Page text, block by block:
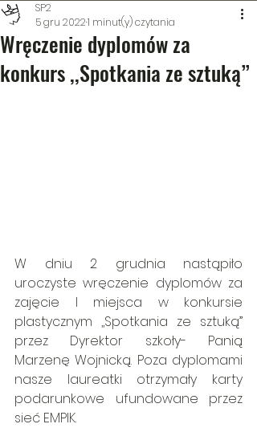
Wręczenie dyplomów za
konkurs ,,Spotkania ze sztuką”
SP2
5 gru 20221 minut(y) czytania
W dniu 2 grudnia nastąpiło
uroczyste wręczenie dyplomów za
zajęcie I miejsca w konkursie
plastycznym ,,Spotkania ze sztuką”
przez Dyrektor szkoły- Panią
Marzenę Wojnicką. Poza dyplomami
nasze laureatki otrzymały karty
podarunkowe ufundowane przez
sieć EMPIK.